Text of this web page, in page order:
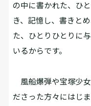
の中に書かれた、ひ
き、記憶し、書きと
た、ひとりひとりに
いるからです。
風船爆弾や宝塚少
ださった方々にはじ